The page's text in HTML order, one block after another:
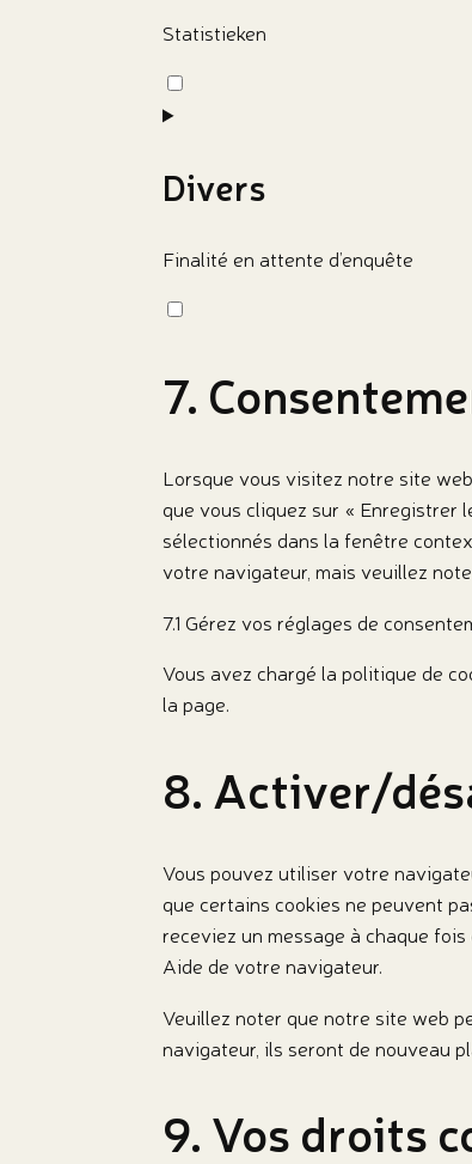
Statistieken
Toestemming
voor
google-
analytics
Divers
Finalité en attente d’enquête
Consent
divers
7.
Lorsque vous visitez notre site
que vous cliquez sur « Enregistrer
sélectionnés dans la fenêtre
votre navigateur, mais veuillez
7.1 Gérez vos réglages de
Vous avez chargé la politique de
la page.
8. Activer/
Vous pouvez utiliser votre
que certains cookies ne peuvent
receviez un message à chaque
Aide de votre navigateur.
Veuillez noter que notre site web
navigateur, ils seront de nouveau
9. Vos droits